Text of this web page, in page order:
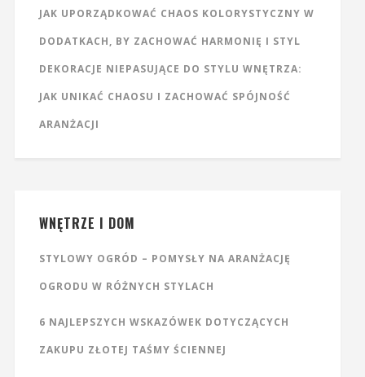
JAK UPORZĄDKOWAĆ CHAOS KOLORYSTYCZNY W
DODATKACH, BY ZACHOWAĆ HARMONIĘ I STYL
DEKORACJE NIEPASUJĄCE DO STYLU WNĘTRZA:
JAK UNIKAĆ CHAOSU I ZACHOWAĆ SPÓJNOŚĆ
ARANŻACJI
WNĘTRZE I DOM
STYLOWY OGRÓD – POMYSŁY NA ARANŻACJĘ
OGRODU W RÓŻNYCH STYLACH
6 NAJLEPSZYCH WSKAZÓWEK DOTYCZĄCYCH
ZAKUPU ZŁOTEJ TAŚMY ŚCIENNEJ